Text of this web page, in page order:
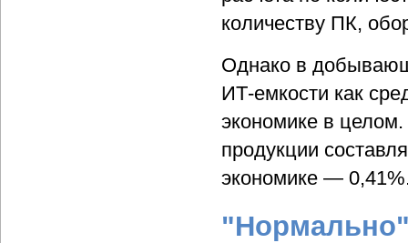
количеству ПК,
Однако в
ИТ-емкости как
экономике в
продукции
экономике —